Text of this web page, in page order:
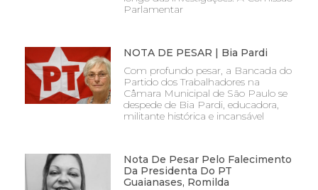
Parlamentar
NOTA DE PESAR | Bia Pardi
Com profundo pesar, a Bancada do
Partido dos Trabalhadores na
Câmara Municipal de São Paulo se
despede de Bia Pardi, educadora,
militante histórica e incansável
Nota De Pesar Pelo Falecimento
Da Presidenta Do PT
Guaianases, Romilda